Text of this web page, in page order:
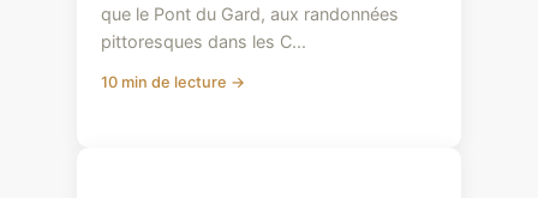
que le Pont du Gard, aux randonnées
pittoresques dans les C...
10 min de lecture →